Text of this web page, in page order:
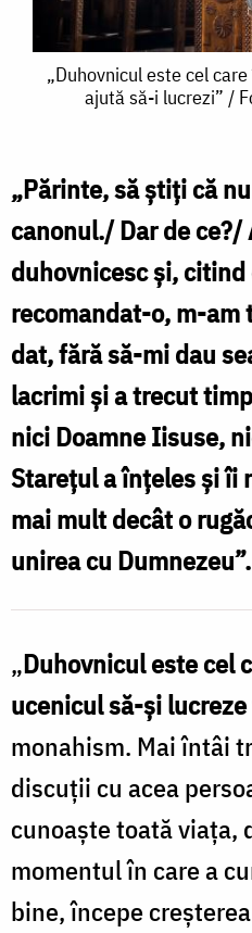
„Duhovnicul
care
îți
descoperă
te
ajută
să-
i
lucrezi”
/
Foto:
Cojocariu
„Duhovnicul este cel
ajută să-i lucrezi” /
„Părinte, să știți că
canonul./ Dar de
duhovnicesc și,
recomandat-o, m-
dat, fără să-mi dau
lacrimi și a trecut
nici Doamne Iisuse,
Starețul a înțeles și îi
mai mult decât o
unirea cu Dumnezeu”.
„Duhovnicul este cel
ucenicul să-și
monahism. Mai întâi
discuții cu acea
cunoaște toată viața,
momentul în care a
bine, începe